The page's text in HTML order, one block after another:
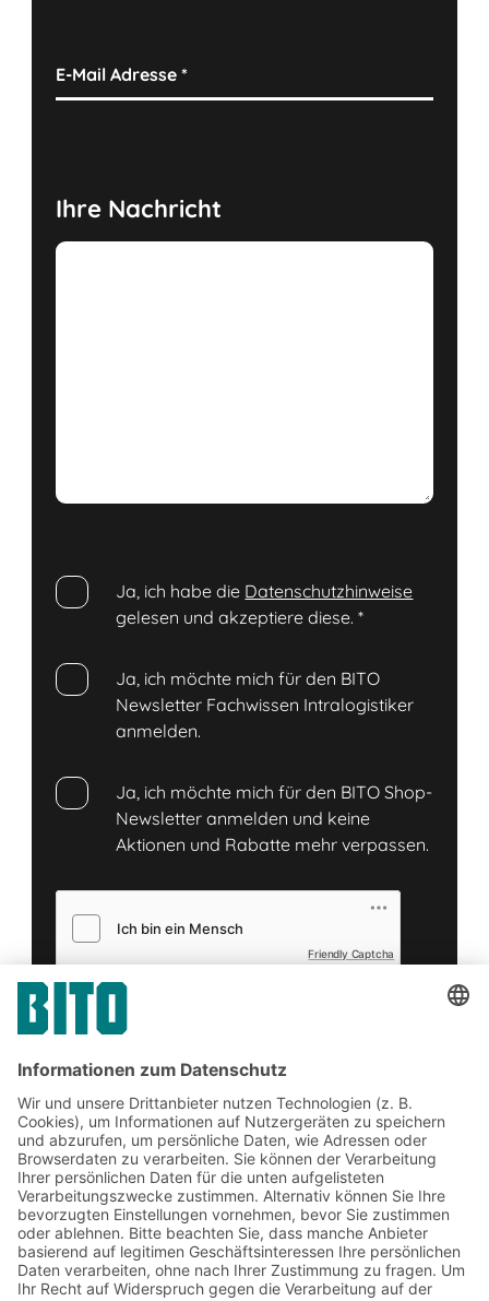
E-Mail Adresse*
Ihre Nachricht
Ja, ich habe die Datenschutzhinweise
gelesen und akzeptiere diese.*
Ja, ich möchte mich für den BITO
Newsletter Fachwissen Intralogistiker
anmelden.
Ja, ich möchte mich für den BITO Shop-
Newsletter anmelden und keine
Aktionen und Rabatte mehr verpassen.
Friendly Captcha
Senden
Jetzt beim BITO Newsletter
anmelden:
Lager- & Logistiknews
Exklusive Rabatte